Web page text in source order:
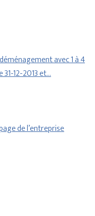
avec 1 à 4
12-2013 et…
de l’entreprise